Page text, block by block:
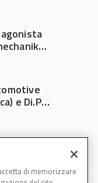
e Di.Pa.
di memorizzare